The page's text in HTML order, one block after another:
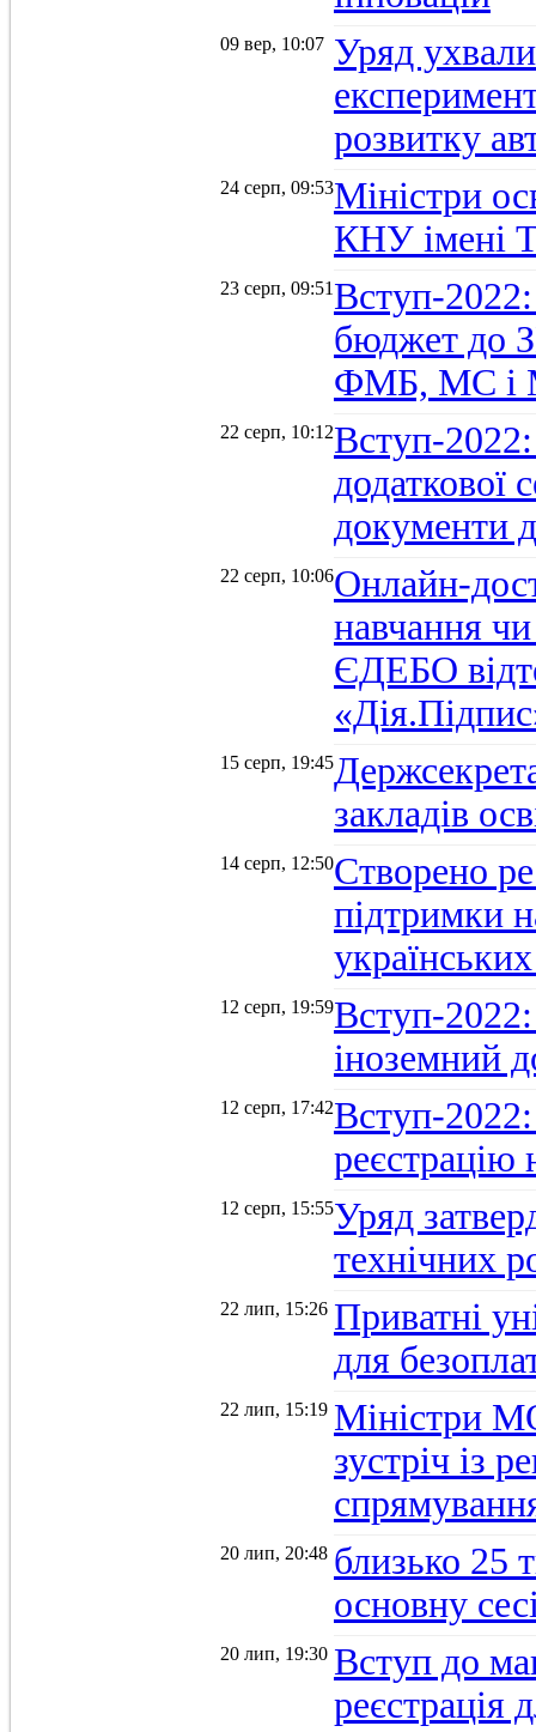
09 вер, 10:07 Уряд
розвитку
24 серп, 09:53Міністри
КНУ імені
23 серп, 09:51 Вступ-
бюджет до
ФМБ, МС і
22 серп, 10:12Вступ-
додаткової
документи
22 серп, 10:06Онлайн-
навчання
ЄДЕБО
15 серп, 19:45
закладів
14 серп, 12:50Створено
підтримки
12 серп, 19:59Вступ-
іноземний
12 серп, 17:42Вступ-
12 серп, 15:55Уряд
технічних
22 лип, 15:26 Приватні
для
22 лип, 15:19 Міністри
зустріч із
20 лип, 20:48 близько 25
основну
20 лип, 19:30 Вступ до